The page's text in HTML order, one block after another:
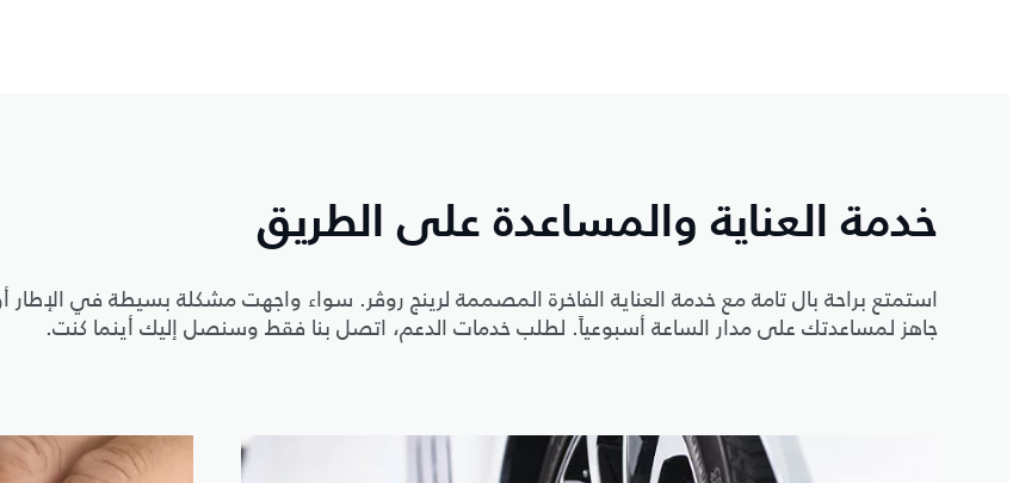
خدمة العناية والمساعدة على الطريق
استمتع براحة بال تامة مع خدمة العناية الفاخرة المصممة لرينج روڤر. سواء واجهت مشكلة بسيطة في الإطار
جاهز لمساعدتك على مدار الساعة أسبوعياً. لطلب خدمات الدعم، اتصل بنا فقط وسنصل إليك أينما كنت.